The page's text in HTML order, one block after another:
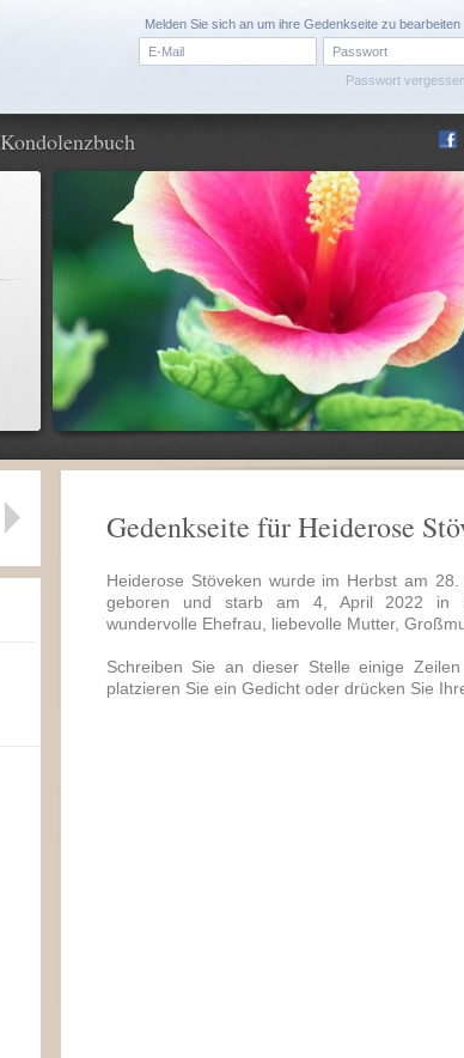
Passwort
Melden Sie sich an um ihre Gedenkseite zu bearbeiten
Kondolenzbuch
Gedenkseite für Heiderose
Heiderose Stöveken wurde im Herbst am
geboren und starb am 4, April 2022 in
wundervolle Ehefrau, liebevolle Mutter,
Schreiben Sie an dieser Stelle einige Zeilen
platzieren Sie ein Gedicht oder drücken Sie